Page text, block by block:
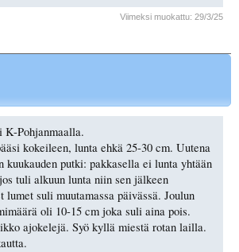
Viimeksi muokattu: 29/3/25
Pohjanmaalla.
kokeileen, lunta ehkä 25-30 cm. Uutena
kuukauden putki: pakkasella ei lunta yhtään
tuli alkuun lunta niin sen jälkeen
lumet suli muutamassa päivässä. Joulun
oli 10-15 cm joka suli aina pois.
ajokelejä. Syö kyllä miestä rotan lailla.